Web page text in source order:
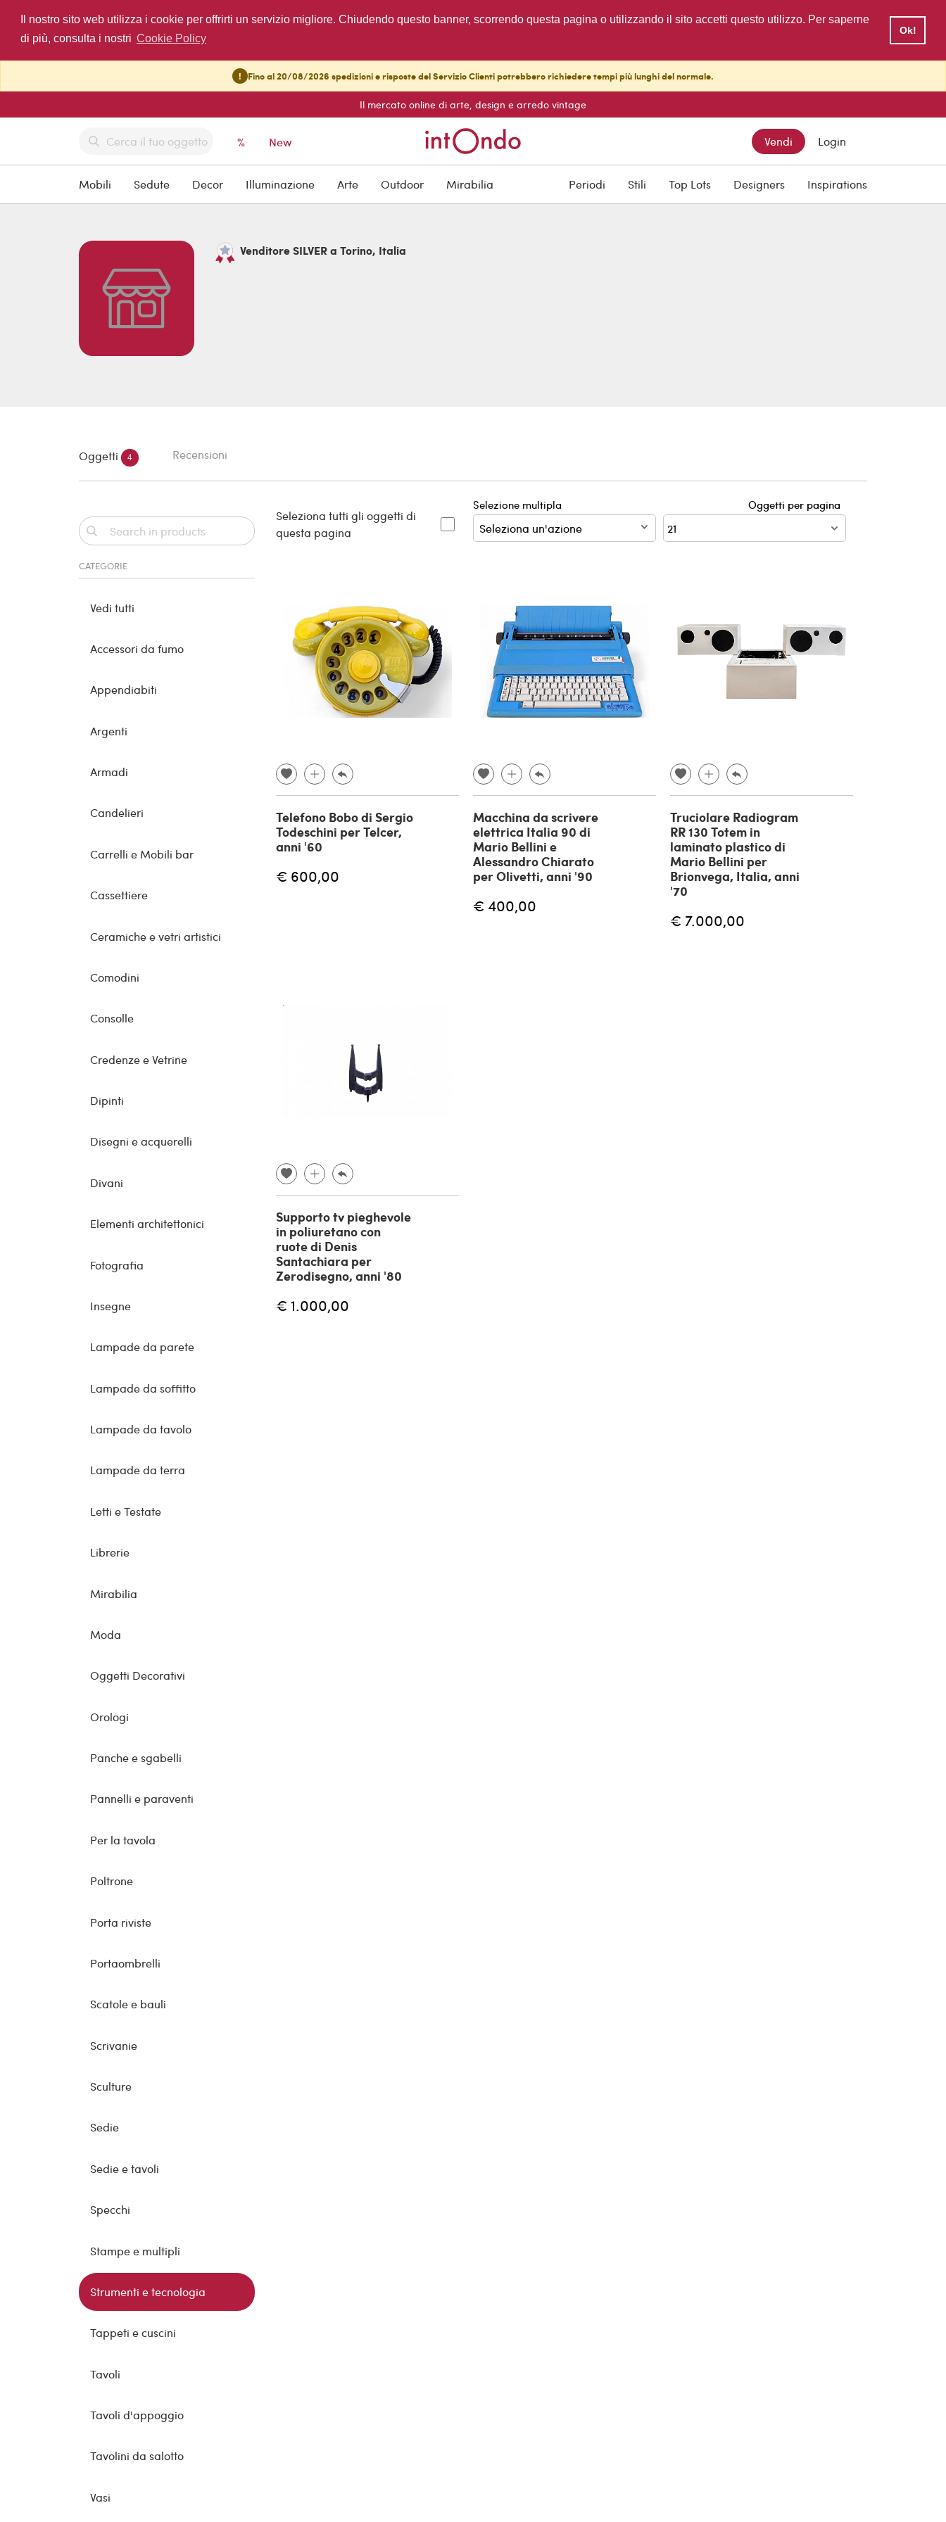
Il nostro sito web utilizza i cookie per offrirti un servizio migliore. Chiudendo questo banner, scorrendo questa pagina o utilizzando il sito accetti questo utilizzo. Per saperne
di più, consulta i nostri Cookie Policy
Ok!
! Fino al 20/08/2026 spedizioni e risposte del Servizio Clienti potrebbero richiedere tempi più lunghi del normale.
Il mercato online di arte, design e arredo vintage
% New Vendi Login
Mobili Sedute Decor Illuminazione Arte Outdoor Mirabilia Periodi Stili Top Lots Designers Inspirations
Venditore SILVER a Torino, Italia
Oggetti 4 Recensioni
CATEGORIE
Vedi tutti
Accessori da fumo
Appendiabiti
Argenti
Armadi
Candelieri
Carrelli e Mobili bar
Cassettiere
Ceramiche e vetri artistici
Comodini
Consolle
Credenze e Vetrine
Dipinti
Disegni e acquerelli
Divani
Elementi architettonici
Fotografia
Insegne
Lampade da parete
Lampade da soffitto
Lampade da tavolo
Lampade da terra
Letti e Testate
Librerie
Mirabilia
Moda
Oggetti Decorativi
Orologi
Panche e sgabelli
Pannelli e paraventi
Per la tavola
Poltrone
Porta riviste
Portaombrelli
Scatole e bauli
Scrivanie
Sculture
Sedie
Sedie e tavoli
Specchi
Stampe e multipli
Strumenti e tecnologia
Tappeti e cuscini
Tavoli
Tavoli d'appoggio
Tavolini da salotto
Vasi
Seleziona tutti gli oggetti di
questa pagina
Selezione multipla Oggetti per pagina
Telefono Bobo di Sergio
Todeschini per Telcer,
anni '60
€ 600,00
Macchina da scrivere
elettrica Italia 90 di
Mario Bellini e
Alessandro Chiarato
per Olivetti, anni '90
€ 400,00
Truciolare Radiogram
RR 130 Totem in
laminato plastico di
Mario Bellini per
Brionvega, Italia, anni
'70
€ 7.000,00
Supporto tv pieghevole
in poliuretano con
ruote di Denis
Santachiara per
Zerodisegno, anni '80
€ 1.000,00